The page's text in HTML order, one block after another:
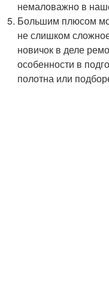
немаловажно в
Большим плюсом
не слишком
новичок в деле
особенности в
полотна или